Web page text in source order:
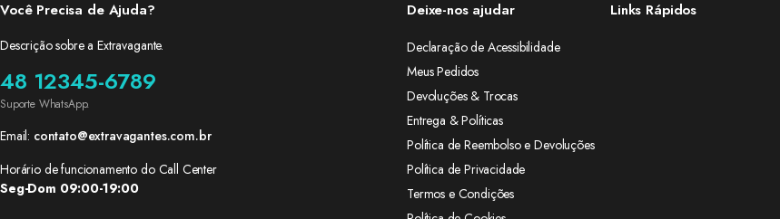
Você Precisa de Ajuda?
Descrição sobre a Extravagante.
48 12345-6789
Suporte WhatsApp.
Email: contato@extravagantes.com.br
Horário de funcionamento do Call Center
Seg-Dom 09:00-19:00
Deixe-nos ajudar
Declaração de Acessibilidade
Meus Pedidos
Devoluções & Trocas
Entrega & Políticas
Política de Reembolso e Devoluções
Política de Privacidade
Termos e Condições
Links Rápidos